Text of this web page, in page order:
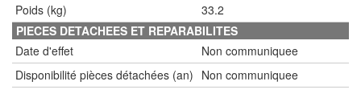
Poids (kg)
33.2
PIECES DETACHEES ET REPARABILITES
Date d'effet
Non communiquee
Disponibilité pièces détachées (an) Non communiquee